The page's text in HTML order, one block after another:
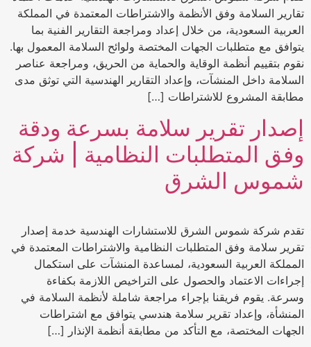
تقارير السلامة وفق الأنظمة والاشتراطات المعتمدة في المملكة
العربية السعودية، من خلال إعداد ومراجعة التقارير الفنية بما
يتوافق مع متطلبات الجهات المختصة ولوائح السلامة المعمول بها.
نقوم بتقييم أنظمة الوقاية والحماية من الحريق، ومراجعة عناصر
السلامة داخل المنشآت، وإعداد التقارير الهندسية التي توثق مدى
مطابقة المشروع للاشتراطات […]
إصدار تقرير سلامة بسرعة ودقة
وفق المتطلبات النظامية | شركة
شموس الشرق
تقدم شركة شموس الشرق للاستشارات الهندسية خدمة إصدار
تقرير سلامة وفق المتطلبات النظامية والاشتراطات المعتمدة في
المملكة العربية السعودية، لمساعدة المنشآت على استكمال
إجراءات الاعتماد والحصول على التراخيص اللازمة بكفاءة
وسرعة. يقوم فريقنا بإجراء مراجعة شاملة لأنظمة السلامة في
المنشأة، وإعداد تقرير سلامة هندسي يتوافق مع اشتراطات
الجهات المختصة، مع التأكد من مطابقة أنظمة الإنذار […]